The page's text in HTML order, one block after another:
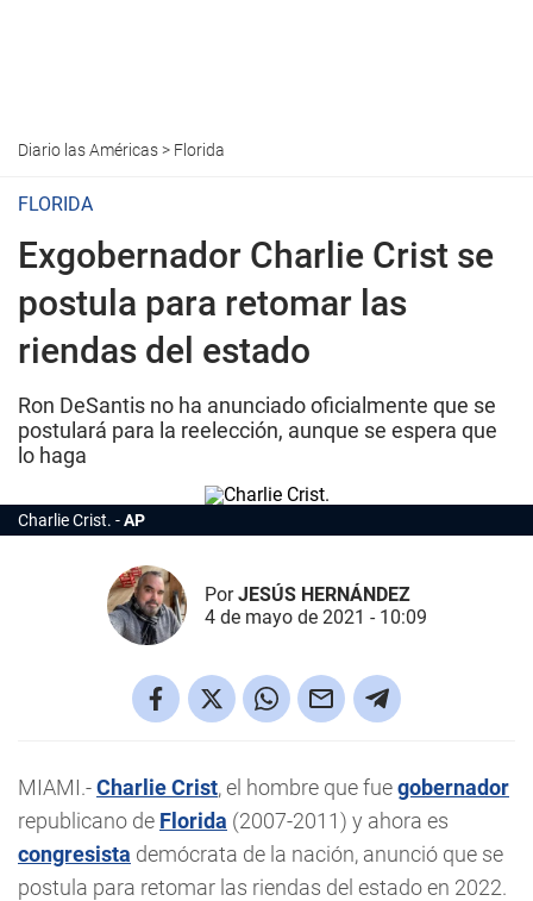
Diario las Américas> Florida
FLORIDA
Exgobernador Charlie Crist se
postula para retomar las
riendas del estado
Ron DeSantis no ha anunciado oficialmente que se
postulará para la reelección, aunque se espera que
lo haga
Charlie Crist. AP
PorJESÚS HERNÁNDEZ
4 de mayo de 2021 - 10:09
MIAMI.-Charlie Crist, el hombre que fuegobernador
republicano de Florida (2007-2011) y ahora es
congresista demócrata de la nación, anunció que se
postula para retomar las riendas del estado en 2022.